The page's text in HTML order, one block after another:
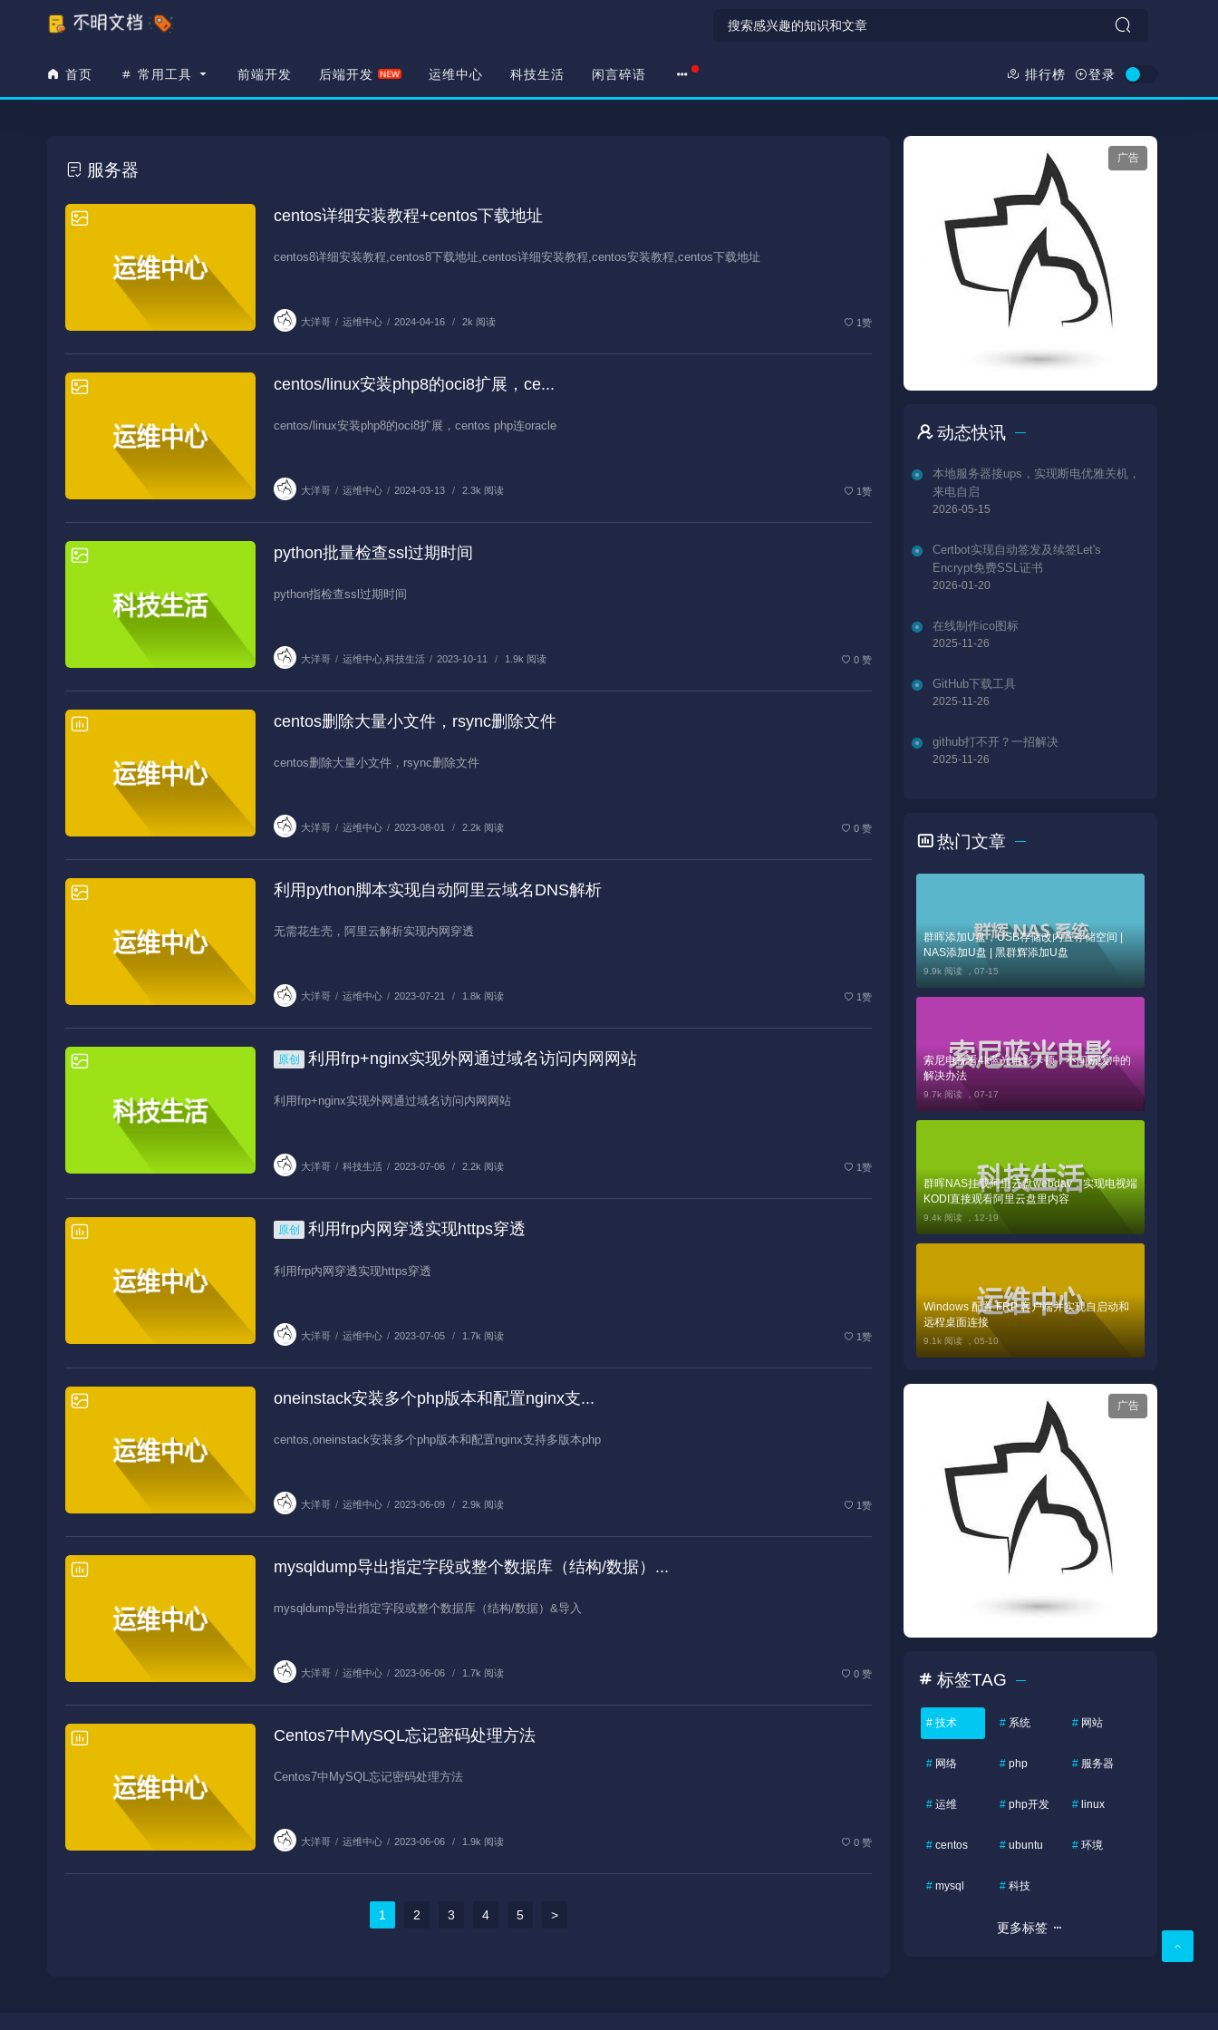
首页 常用工具 前端开发 后端开发 运维中心 科技生活 闲言碎语 排行榜 登录
服务器
运维中心
centos详细安装教程+centos下载地址
centos8详细安装教程,centos8下载地址,centos详细安装教程,centos安装教程,centos下载地址
大洋哥 / 运维中心 / 2024-04-16 / 2k 阅读 1赞
运维中心
centos/linux安装php8的oci8扩展，ce...
centos/linux安装php8的oci8扩展，centos php连oracle
大洋哥 / 运维中心 / 2024-03-13 / 2.3k 阅读 1赞
运维中心,科技生活
python批量检查ssl过期时间
python指检查ssl过期时间
大洋哥 / 运维中心 科技生活 / 2023-10-11 / 1.9k 阅读 0 赞
运维中心
centos删除大量小文件，rsync删除文件
centos删除大量小文件，rsync删除文件
大洋哥 / 运维中心 / 2023-08-01 / 2.2k 阅读 0 赞
运维中心
利用python脚本实现自动阿里云域名DNS解析
无需花生壳，阿里云解析实现内网穿透
大洋哥 / 运维中心 / 2023-07-21 / 1.8k 阅读 1赞
原创 利用frp+nginx实现外网通过域名访问内网网站
利用frp+nginx实现外网通过域名访问内网网站
大洋哥 / 科技生活 / 2023-07-06 / 2.2k 阅读 1赞
运维中心
原创 利用frp内网穿透实现https穿透
利用frp内网穿透实现https穿透
大洋哥 / 运维中心 / 2023-07-05 / 1.7k 阅读 1赞
运维中心
oneinstack安装多个php版本和配置nginx支...
centos,oneinstack安装多个php版本和配置nginx支持多版本php
大洋哥 / 运维中心 / 2023-06-09 / 2.9k 阅读 1赞
运维中心
mysqldump导出指定字段或整个数据库（结构/数据）...
mysqldump导出指定字段或整个数据库（结构/数据）&导入
大洋哥 / 运维中心 / 2023-06-06 / 1.7k 阅读 0 赞
运维中心
Centos7中MySQL忘记密码处理方法
Centos7中MySQL忘记密码处理方法
大洋哥 / 运维中心 / 2023-06-06 / 1.9k 阅读 0 赞
1 2 3 4 5 >
广告
动态快讯
本地服务器接ups，实现断电优雅关机，
来电自启
2026-05-15
Certbot实现自动签发及续签Let's
Encrypt免费SSL证书
2026-01-20
在线制作ico图标
2025-11-26
GitHub下载工具
2025-11-26
github打不开？一招解决
2025-11-26
热门文章
群晖添加U盘，USB存储改内置存储空间 |
NAS添加U盘 | 黑群辉添加U盘
9.9k 阅读 ， 07-15
索尼电视看4k蓝光电影卡顿，不间断缓冲的
解决办法
9.7k 阅读 ， 07-17
群晖NAS挂载阿里云盘webdav，实现电视端
KODI直接观看阿里云盘里内容
9.4k 阅读 ， 12-19
Windows 配置 FRP 客户端并实现自启动和
远程桌面连接
9.1k 阅读 ， 05-10
广告
标签TAG
# 技术 #系统 # 网站
# 网络 #php # 服务器
# 运维 #php开发 # linux
# centos #ubuntu # 环境
# mysql #科技
更多标签